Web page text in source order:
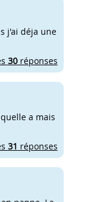
j'ai déja une
30réponses
a mais
31 réponses